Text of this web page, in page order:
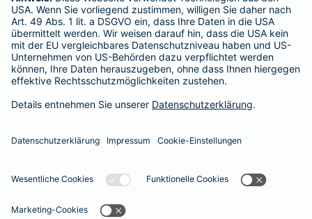
Postfach 060222, 10052 Berlin
Impressum
Szymon Pabich
Konstanzer Str. 37
Tel: 015906249367
Datenschutz Impressum/Rechtshinweise
Barrierefreiheit
Datenschutz-Einstellungen